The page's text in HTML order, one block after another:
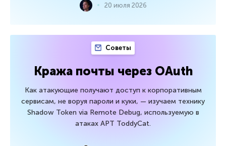
20 июля 2026
Советы
Кража почты через OAuth
Как атакующие получают доступ к корпоративным
сервисам, не воруя пароли и куки, — изучаем технику
Shadow Token via Remote Debug, используемую в
атаках APT ToddyCat.